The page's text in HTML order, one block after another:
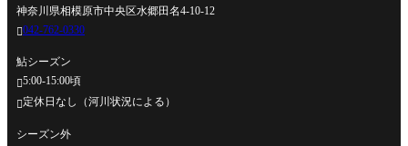
神奈川県相模原市中央区水郷田名4-10-12
042-762-0330
鮎シーズン
5:00-15:00頃
定休日なし（河川状況による）
シーズン外